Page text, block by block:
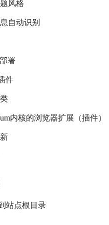
风格
自动识别
部署
件
内核的浏览器扩展（插件）
站点根目录